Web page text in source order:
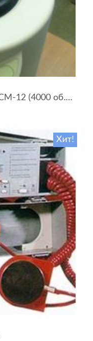
Центрифуга лабораторная СМ-12 (4000 об.мин, 12 пробирок)
Хит!